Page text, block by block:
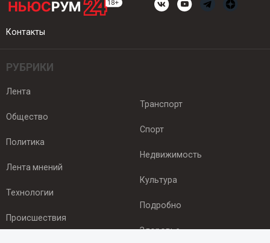
Контакты
РУБРИКИ
Лента
Общество
Политика
Лента мнений
Технологии
Происшествия
Транспорт
Спорт
Недвижимость
Культура
Подробно
Здоровье